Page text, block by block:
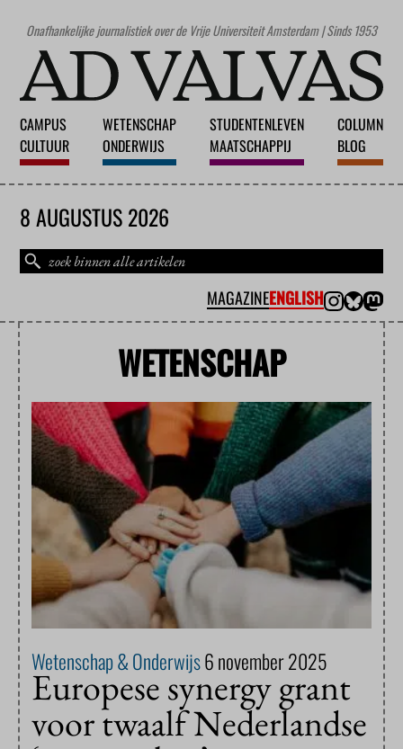
Onafhankelijke journalistiek over de Vrije Universiteit Amsterdam | Sinds 1953
CAMPUS
CULTUUR
WETENSCHAP
ONDERWIJS
STUDENTENLEVEN
MAATSCHAPPIJ
COLUMN
BLOG
8 AUGUSTUS 2026
MAGAZINEENGLISH
WETENSCHAP
Wetenschap & Onderwijs6 november 2025
Europese synergy grant
voor twaalf Nederlandse